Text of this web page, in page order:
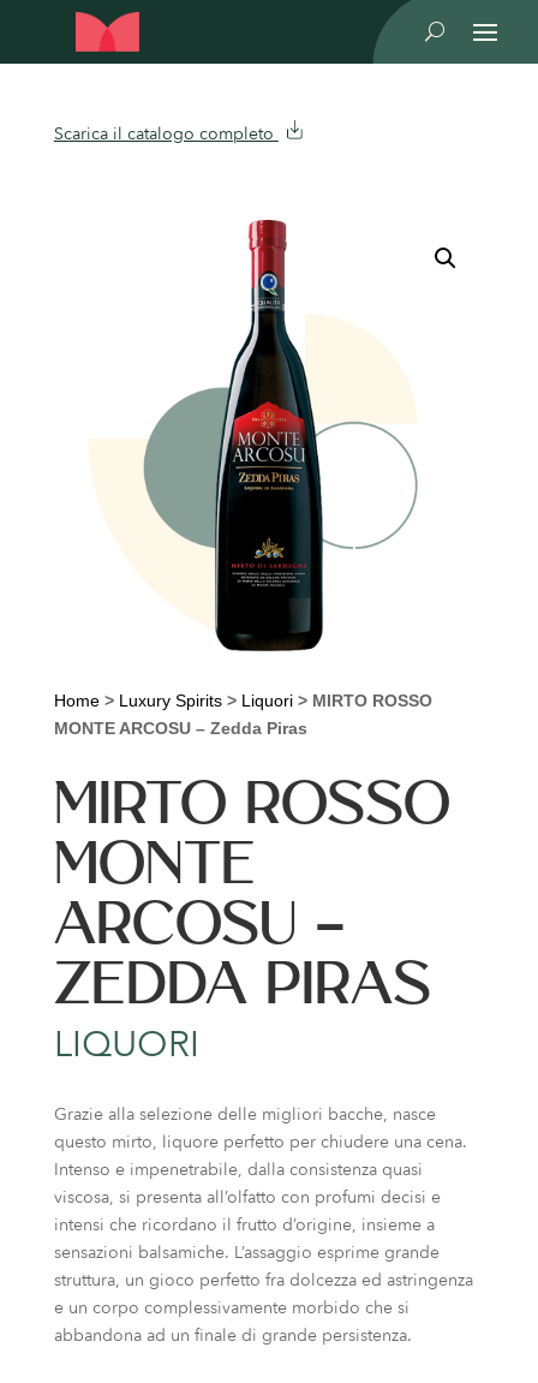
U
Scarica il catalogo completo
Home> Luxury Spirits> Liquori> MIRTO ROSSO
MONTE ARCOSU – Zedda Piras
MIRTO ROSSO
MONTE
ARCOSU –
ZEDDA PIRAS
LIQUORI
Grazie alla selezione delle migliori bacche, nasce
questo mirto, liquore perfetto per chiudere una cena.
Intenso e impenetrabile, dalla consistenza quasi
viscosa, si presenta all’olfatto con profumi decisi e
intensi che ricordano il frutto d’origine, insieme a
sensazioni balsamiche. L’assaggio esprime grande
struttura, un gioco perfetto fra dolcezza ed astringenza
e un corpo complessivamente morbido che si
abbandona ad un finale di grande persistenza.